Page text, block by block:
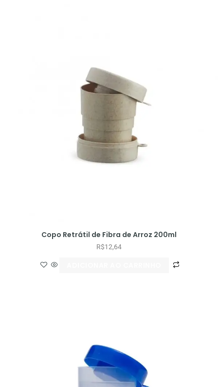
Copo Retrátil de Fibra de Arroz 200ml
R$12,64